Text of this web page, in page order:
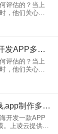
评估的？当上
，他们关心的
。“开发的一款
多少，外
上海app开发外包,个人外包开发APP多少钱
评估的？当上
，他们关心的
。“开发的一款
多少，外
上海制作一个app需要多少钱,app制作多少钱一个
开发一款APP
上凌云提供专